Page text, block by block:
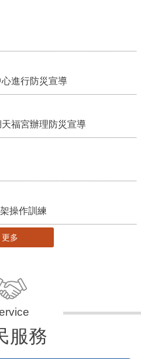
進行防災宣導
福宮辦理防災宣導
操作訓練
更多
服務